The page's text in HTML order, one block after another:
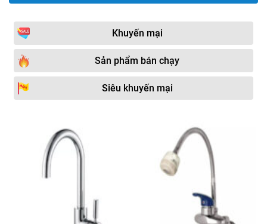
Vòi rửa bát Moonoah Vòi rửa bát Caesar
Vòi rửa bát Dolson
Vòi rửa bát Paul Schmitt Vòi rửa bát JOMOO
Vòi rửa bát Mirolin Vòi rửa bát Rovely
Vòi rửa bát Hafele
Vòi rửa bát Cotto Vòi rửa bát Kohler
Vòi rửa bát DaelimBath Vòi rửa bát Malloca
Vòi rửa bát Viglacera Vòi rửa bát Teka
Vòi rửa bát Kosco Vòi rửa bát ITALISA
Vòi rửa bát Bancoot Vòi rửa bát Royal TOTO
Khuyến mại
Sản phẩm bán chạy
Siêu khuyến mại